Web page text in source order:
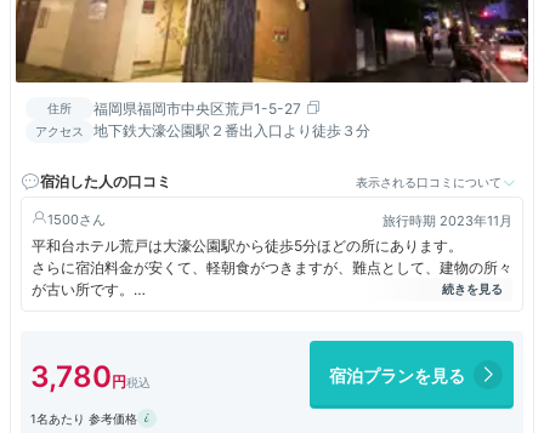
住所 福岡県福岡市中央区荒戸1-5-27
アクセス 地下鉄大濠公園駅２番出入口より徒歩３分
宿泊した人の口コミ 表示される口コミについて
1500 旅行時期 2023年11月
平和台ホテル荒戸は大濠公園駅から徒歩5分ほどの所にあります。
さらに宿泊料金が安くて、軽朝食がつきますが、難点として、建物の所々
が古い所です。
建物自体が古いので、廊下歩く音や隣の部屋の扉が開閉する音が丸聞こえ
3,780 宿泊プランを見る
1名あたり 参考価格